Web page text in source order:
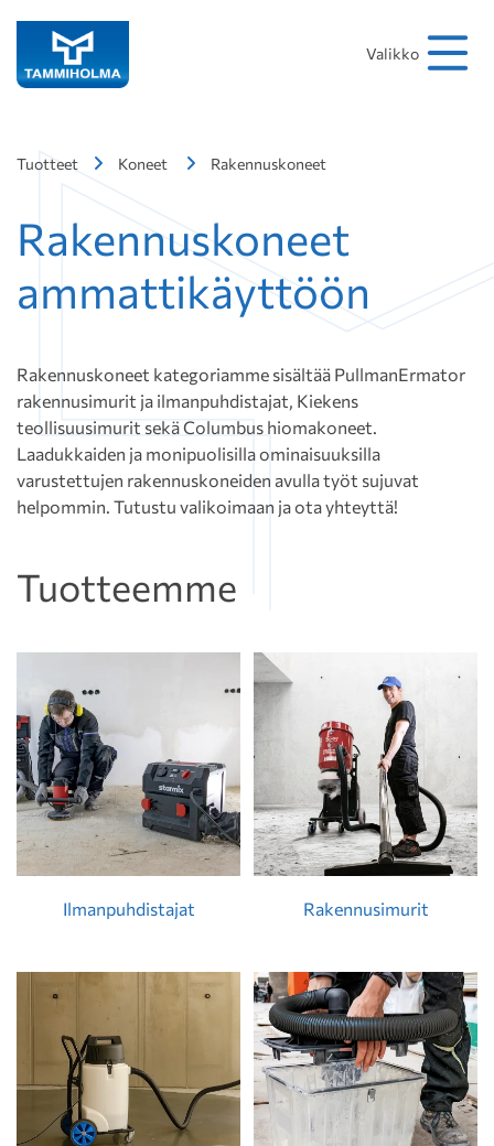
Valikko
Tuotteet Koneet Rakennuskoneet
Rakennuskoneet
ammattikäyttöön
Rakennuskoneet kategoriamme sisältää PullmanErmator
rakennusimurit ja ilmanpuhdistajat, Kiekens
teollisuusimurit sekä Columbus hiomakoneet.
Laadukkaiden ja monipuolisilla ominaisuuksilla
varustettujen rakennuskoneiden avulla työt sujuvat
helpommin. Tutustu valikoimaan ja ota yhteyttä!
Tuotteemme
Ilmanpuhdistajat Rakennusimurit